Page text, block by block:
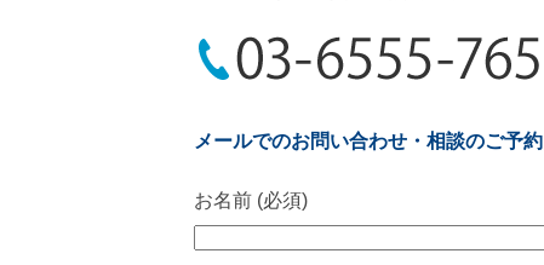
メールでのお問い合わせ・相談のご予約
お名前 (必須)